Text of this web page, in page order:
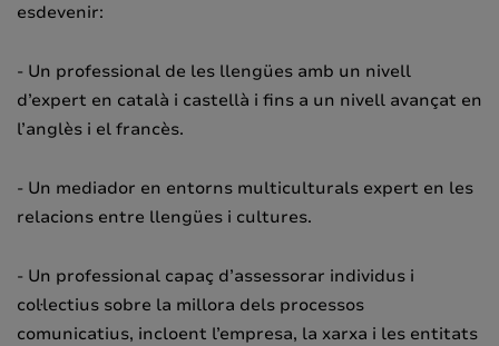
esdevenir:
- Un professional de les llengües amb un nivell
d’expert en català i castellà i fins a un nivell avançat en
l’anglès i el francès.
- Un mediador en entorns multiculturals expert en les
relacions entre llengües i cultures.
- Un professional capaç d’assessorar individus i
col·lectius sobre la millora dels processos
comunicatius, incloent l’empresa, la xarxa i les entitats